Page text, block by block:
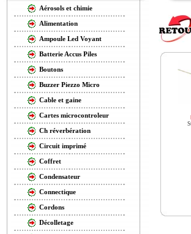
Aérosols et chimie
Alimentation
Ampoule Led Voyant
Batterie Accus Piles
Boutons
Buzzer Piezzo Micro
Cable et gaine
Cartes microcontroleur
Ch réverbération
Circuit imprimé
Coffret
Condensateur
Connectique
Cordons
Décolletage